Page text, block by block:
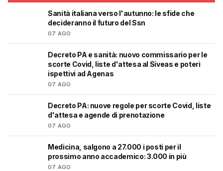
Sanità italiana verso l'autunno: le sfide che
decideranno il futuro del Ssn
07 AGO
Decreto PA e sanità: nuovo commissario per le
scorte Covid, liste d'attesa al Siveas e poteri
ispettivi ad Agenas
07 AGO
Decreto PA: nuove regole per scorte Covid, liste
d'attesa e agende di prenotazione
07 AGO
Medicina, salgono a 27.000 i posti per il
prossimo anno accademico: 3.000 in più
07 AGO